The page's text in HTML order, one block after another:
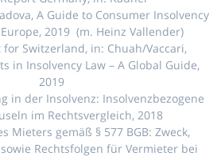
A Guide to Consumer Insolvency
2019 (m. Heinz Vallender)
Switzerland, in: Chuah/Vaccari,
in Insolvency Law – A Global Guide,
2019
in der Insolvenz: Insolvenzbezogene
im Rechtsvergleich, 2018
Mieters gemäß § 577 BGB: Zweck,
Rechtsfolgen für Vermieter bei